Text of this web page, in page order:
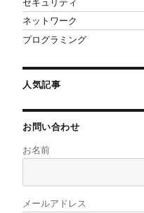
ネットワーク
プログラミング
人気記事
お問い合わせ
お名前
メールアドレス